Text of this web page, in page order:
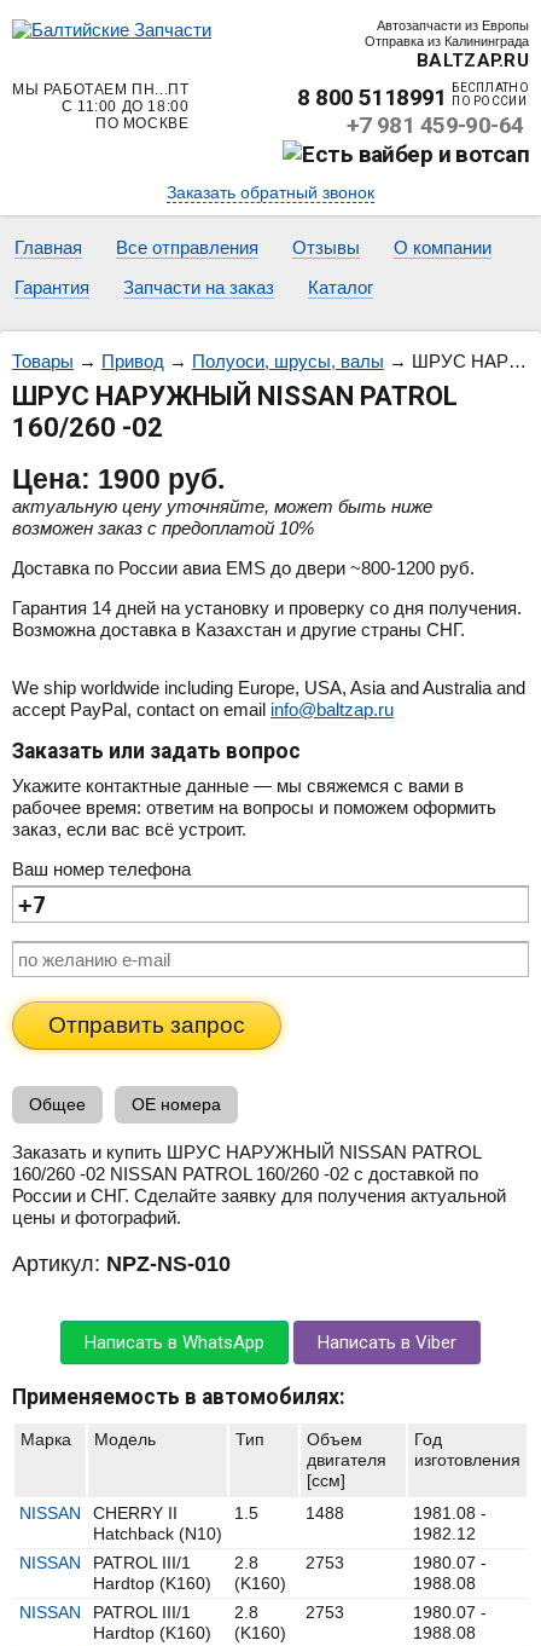
Автозапчасти из Европы
Отправка из Калининграда
BALTZAP.RU
МЫ РАБОТАЕМ ПН...ПТ
С 11:00 ДО 18:00
ПО МОСКВЕ
8 800 5118991
БЕСПЛАТНО
ПО РОССИИ
+7 981 459-90-64
Заказать обратный звонок
Главная Все отправления Отзывы
О компании
Гарантия
Запчасти на заказ Каталог
Товары → Привод → Полуоси, шрусы, валы → ШРУС НАРУЖНЫЙ NISSAN PATROL 160/260 -02
ШРУС НАРУЖНЫЙ NISSAN PATROL
160/260 -02
Цена: 1900 руб.
актуальную цену уточняйте, может быть ниже
возможен заказ с предоплатой 10%
Доставка по России авиа EMS до двери ~800-1200 руб.
Гарантия 14 дней на установку и проверку со дня получения.
Возможна доставка в Казахстан и другие страны СНГ.
We ship worldwide including Europe, USA, Asia and Australia and
accept PayPal, contact on email info@baltzap.ru
Заказать или задать вопрос
Укажите контактные данные — мы свяжемся с вами в
рабочее время: ответим на вопросы и поможем оформить
заказ, если вас всё устроит.
Ваш номер телефона
Отправить запрос
Общее OE номера
Заказать и купить ШРУС НАРУЖНЫЙ NISSAN PATROL
160/260 -02 NISSAN PATROL 160/260 -02 с доставкой по
России и СНГ. Сделайте заявку для получения актуальной
цены и фотографий.
Артикул: NPZ-NS-010
Написать в WhatsApp Написать в Viber
Применяемость в автомобилях:
Марка Модель Тип
Объем
двигателя
[ccм]
Год
изготовления
NISSAN
CHERRY II
Hatchback (N10)
1.5 1488
1981.08 -
1982.12
NISSAN
PATROL III/1
Hardtop (K160)
2.8
(K160)
2753
1980.07 -
1988.08
NISSAN
PATROL III/1
Hardtop (K160)
2.8
(K160)
2753
1980.07 -
1988.08